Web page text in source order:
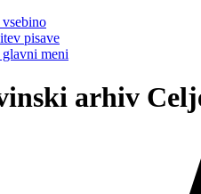
pisave
meni
arhiv